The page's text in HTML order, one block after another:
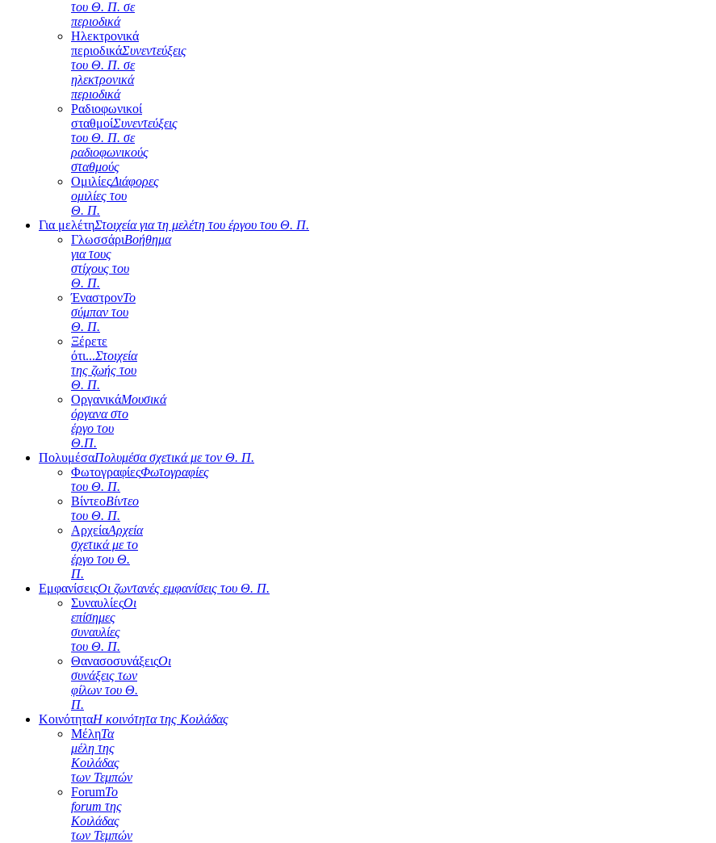
του Θ. Π. σε
περιοδικά
Ηλεκτρονικά
περιοδικάΣυνεντεύξεις
του Θ. Π. σε
ηλεκτρονικά
περιοδικά
Ραδιοφωνικοί
σταθμοίΣυνεντεύξεις
του Θ. Π. σε
ραδιοφωνικούς
σταθμούς
ΟμιλίεςΔιάφορες
ομιλίες του
Θ. Π.
Για μελέτηΣτοιχεία για τη μελέτη του έργου του Θ. Π.
ΓλωσσάριΒοήθημα
για τους
στίχους του
Θ. Π.
ΈναστρονΤο
σύμπαν του
Θ. Π.
Ξέρετε
ότι...Στοιχεία
της ζωής του
Θ. Π.
ΟργανικάΜουσικά
όργανα στο
έργο του
Θ.Π.
ΠολυμέσαΠολυμέσα σχετικά με τον Θ. Π.
ΦωτογραφίεςΦωτογραφίες
του Θ. Π.
ΒίντεοΒίντεο
του Θ. Π.
ΑρχείαΑρχεία
σχετικά με το
έργο του Θ.
Π.
ΕμφανίσειςΟι ζωντανές εμφανίσεις του Θ. Π.
ΣυναυλίεςΟι
επίσημες
συναυλίες
του Θ. Π.
ΘανασοσυνάξειςΟι
συνάξεις των
φίλων του Θ.
Π.
ΚοινότηταΗ κοινότητα της Κοιλάδας
ΜέληΤα
μέλη της
Κοιλάδας
των Τεμπών
ForumΤο
forum της
Κοιλάδας
των Τεμπών